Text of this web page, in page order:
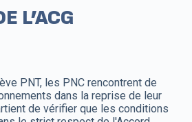
L’ACG
PNT, les PNC rencontrent de
dans la reprise de leur
de vérifier que les conditions